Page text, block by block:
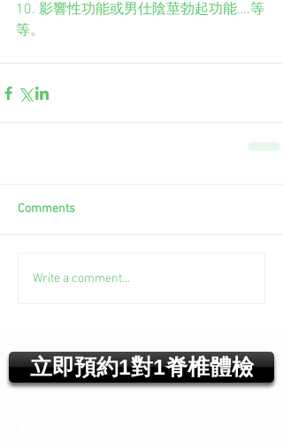
10. 影響性功能或男仕陰莖勃起功能….等
等。
Comments
Write a comment...
立即預約1對1脊椎體檢